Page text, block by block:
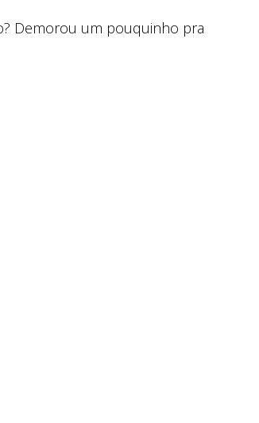
Demorou um pouquinho pra